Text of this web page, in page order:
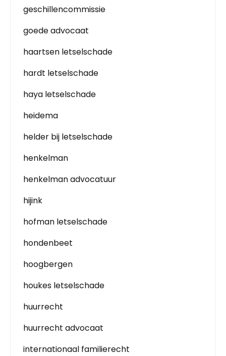
geschillencommissie
goede advocaat
haartsen letselschade
hardt letselschade
haya letselschade
heidema
helder bij letselschade
henkelman
henkelman advocatuur
hijink
hofman letselschade
hondenbeet
hoogbergen
houkes letselschade
huurrecht
huurrecht advocaat
internationaal familierecht